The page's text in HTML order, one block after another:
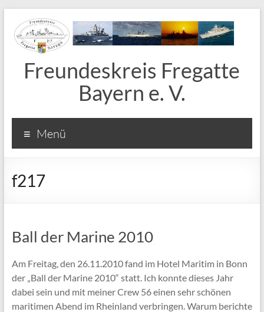
Freundeskreis Fregatte
Bayern e. V.
Menü
f217
Ball der Marine 2010
Am Freitag, den 26.11.2010 fand im Hotel Maritim in Bonn
der „Ball der Marine 2010“ statt. Ich konnte dieses Jahr
dabei sein und mit meiner Crew 56 einen sehr schönen
maritimen Abend im Rheinland verbringen. Warum berichte